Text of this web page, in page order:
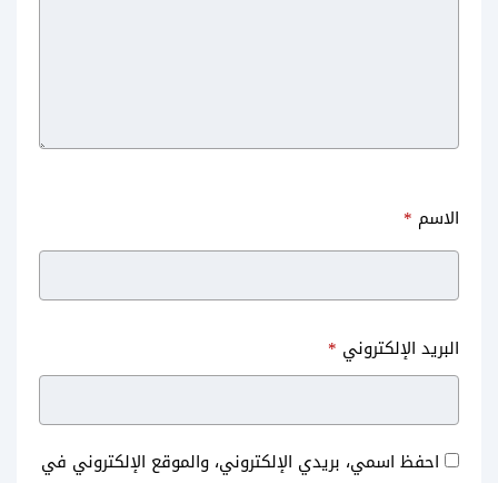
الاسم *
البريد الإلكتروني *
احفظ اسمي، بريدي الإلكتروني، والموقع الإلكتروني في